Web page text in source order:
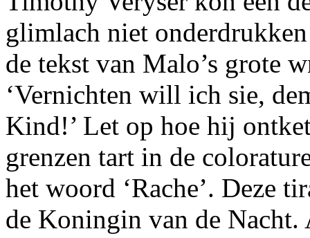
glimlach niet
de tekst van Malo’s grote
‘Vernichten will ich sie,
Kind!’ Let op hoe hij
grenzen tart in de
het woord ‘Rache’. Deze
de Koningin van de Nacht.